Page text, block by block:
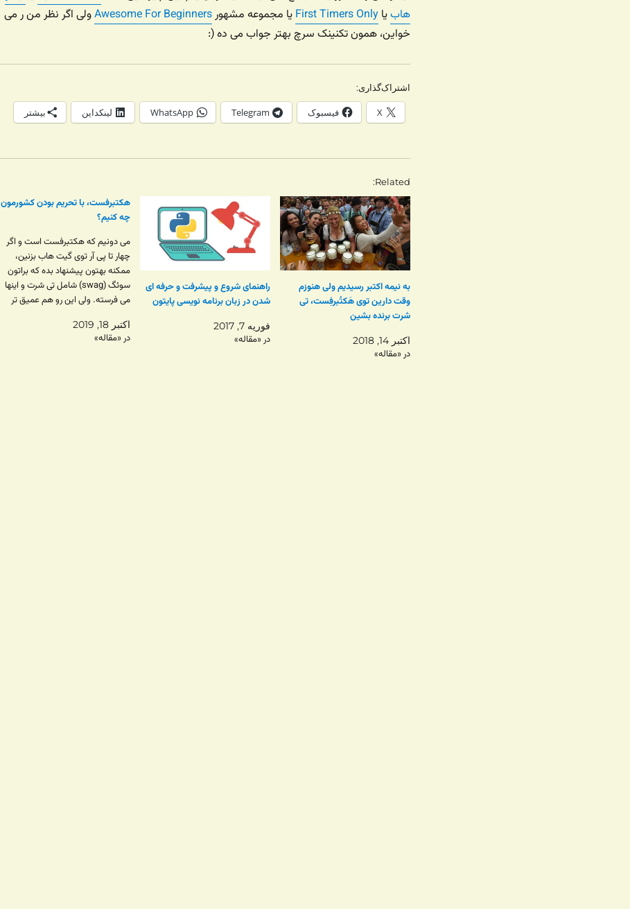
هابیا First Timers Only یا مجموعه مشهورAwesome For Beginnersولی اگر نظر من ر می
خواین، همون تکنینک سرچ بهتر جواب می ده‌ (:
اشتراک‌گذاری:
X فیسبوک Telegram
WhatsApp لینکداین بیشتر
Related
به نیمه اکتبر رسیدیم ولی هنوزم
وقت دارین توی هَکتُبرفِست، تی
شرت برنده بشین
اکتبر 14, 2018
در «مقاله»
راهنمای شروع و پیشرفت و حرفه ای
شدن در زبان برنامه نویسی پایتون
فوریه 7, 2017
در «مقاله»
هکتبرفست، با تحریم بودن کشورمون
چه کنیم؟
می دونیم که هکتبرفست است و اگر
چهار تا پی آر توی گیت هاب بزنین،
ممکنه بهتون پیشنهاد بده که براتون
سوئگ (swag) شامل تی شرت و اینها
می فرسته. ولی این رو هم عمیق تر
جوریه که دنیا ترجیح می ده تحریمش
کنه.…
اکتبر 18, 2019
در «مقاله»